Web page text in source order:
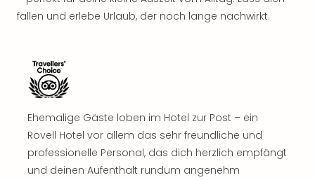
fallen und erlebe Urlaub, der noch lange nachwirkt.
Ehemalige Gäste loben im Hotel zur Post – ein
Rovell Hotel vor allem das sehr freundliche und
professionelle Personal, das dich herzlich empfängt
und deinen Aufenthalt rundum angenehm